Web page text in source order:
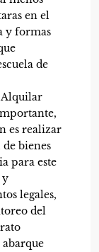
en el
y formas
de
Alquilar
es realizar
bienes
para este
y
legales,
del